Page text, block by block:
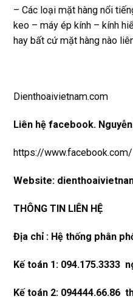
– Các loại mặt hàng nổi
keo – máy ép kính – kính
hay bất cứ mặt hàng nào
Dienthoaivietnam.com
Liên hệ facebook.
https://
Website:
THÔNG TIN LIÊN HỆ
Địa chỉ : Hệ thống phân
Kế toán 1: 094.175.3333
Kế toán 2: 094444.66.86